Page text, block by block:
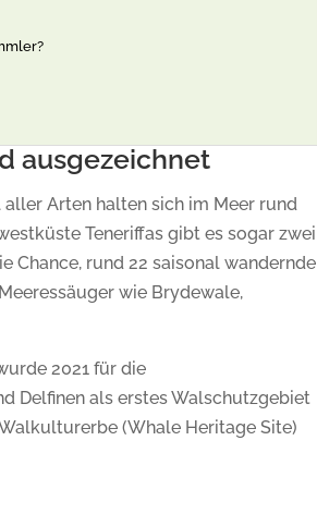
ausgezeichnet
Arten halten sich im Meer rund
Teneriffas gibt es sogar zwei
Chance, rund 22 saisonal wandernde
wie Brydewale,
2021 für die
Delfinen als erstes Walschutzgebiet
(Whale Heritage Site)